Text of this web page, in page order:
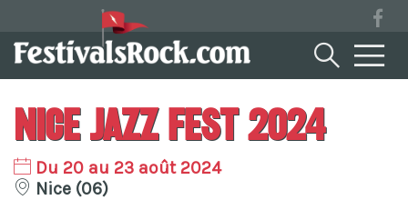
Nice Jazz Fest 2024
Du 20 au 23 août 2024
Nice (06)